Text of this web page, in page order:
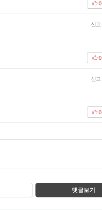
0
신고
0
신고
0
댓글보기